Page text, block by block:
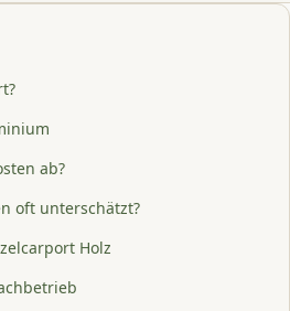
ab?
oft unterschätzt?
Holz